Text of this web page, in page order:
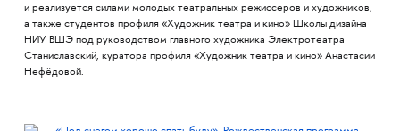
и реализуется силами молодых театральных режиссеров и художников,
а также студентов профиля «Художник театра и кино» Школы дизайна
НИУ ВШЭ под руководством главного художника Электротеатра
Станиславский, куратора профиля «Художник театра и кино» Анастасии
Нефёдовой.